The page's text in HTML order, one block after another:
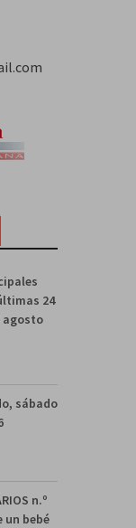
24
agosto
sábado
n.º
un bebé